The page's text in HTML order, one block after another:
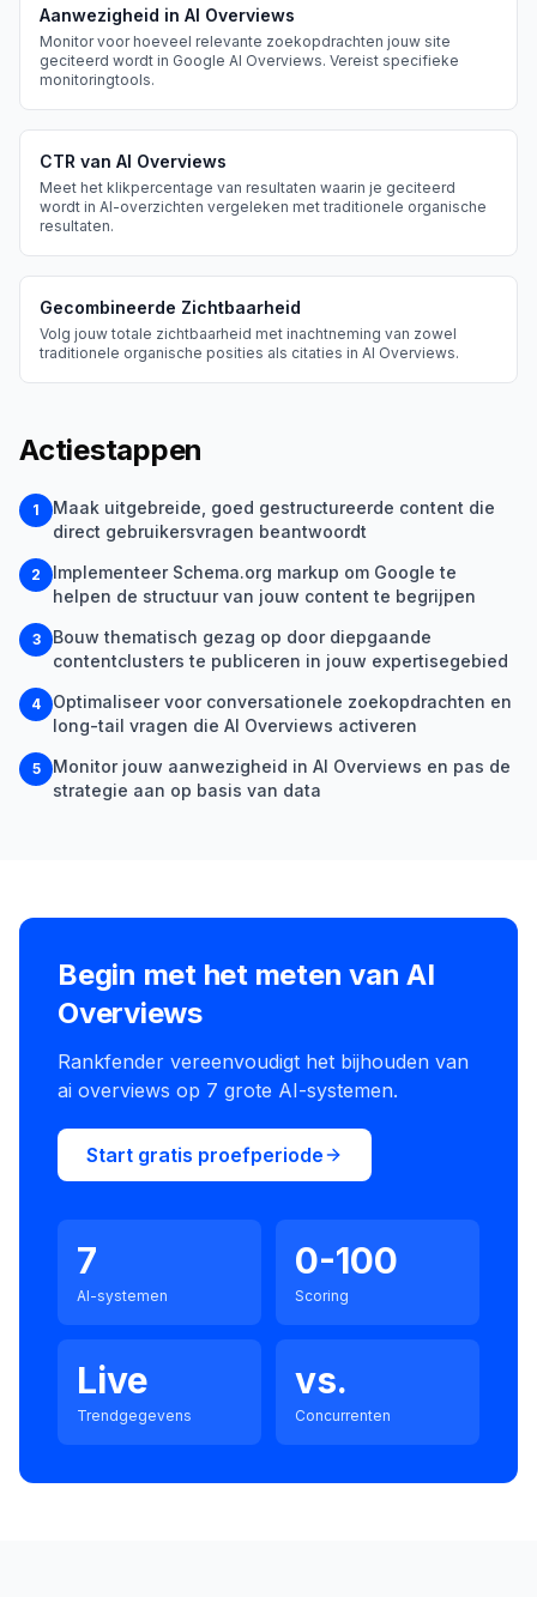
Aanwezigheid in AI Overviews
Monitor voor hoeveel relevante zoekopdrachten jouw site
geciteerd wordt in Google AI Overviews. Vereist specifieke
monitoringtools.
CTR van AI Overviews
Meet het klikpercentage van resultaten waarin je geciteerd
wordt in AI-overzichten vergeleken met traditionele organische
resultaten.
Gecombineerde Zichtbaarheid
Volg jouw totale zichtbaarheid met inachtneming van zowel
traditionele organische posities als citaties in AI Overviews.
Actiestappen
1
Maak uitgebreide, goed gestructureerde content die
direct gebruikersvragen beantwoordt
2
Implementeer Schema.org markup om Google te
helpen de structuur van jouw content te begrijpen
3
Bouw thematisch gezag op door diepgaande
contentclusters te publiceren in jouw expertisegebied
4
Optimaliseer voor conversationele zoekopdrachten en
long-tail vragen die AI Overviews activeren
5
Monitor jouw aanwezigheid in AI Overviews en pas de
strategie aan op basis van data
Begin met het meten van AI
Overviews
Rankfender vereenvoudigt het bijhouden van
ai overviews op 7 grote AI-systemen.
Start gratis proefperiode
7
AI-systemen
0-100
Scoring
Live
Trendgegevens
vs.
Concurrenten